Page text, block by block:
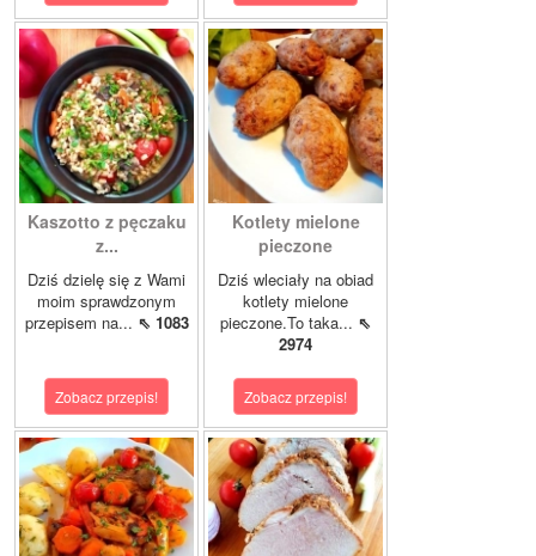
Kaszotto z pęczaku
z...
Dziś dzielę się z Wami
moim sprawdzonym
przepisem na... ⇖ 1083
Zobacz przepis!
Kotlety mielone
pieczone
Dziś wleciały na obiad
kotlety mielone
pieczone.To taka... ⇖
2974
Zobacz przepis!